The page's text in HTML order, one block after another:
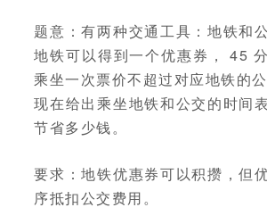
题意：有两种交通工具：地铁和
地铁可以得到一个优惠券， 45
乘坐一次票价不超过对应地铁的公
现在给出乘坐地铁和公交的时间
节省多少钱。
要求：地铁优惠券可以积攒，但
序抵扣公交费用。